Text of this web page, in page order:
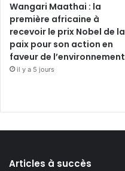
Wangari Maathai : la
première africaine à
recevoir le prix Nobel de la
paix pour son action en
faveur de l’environnement
il y a 5 jours
Articles à succès